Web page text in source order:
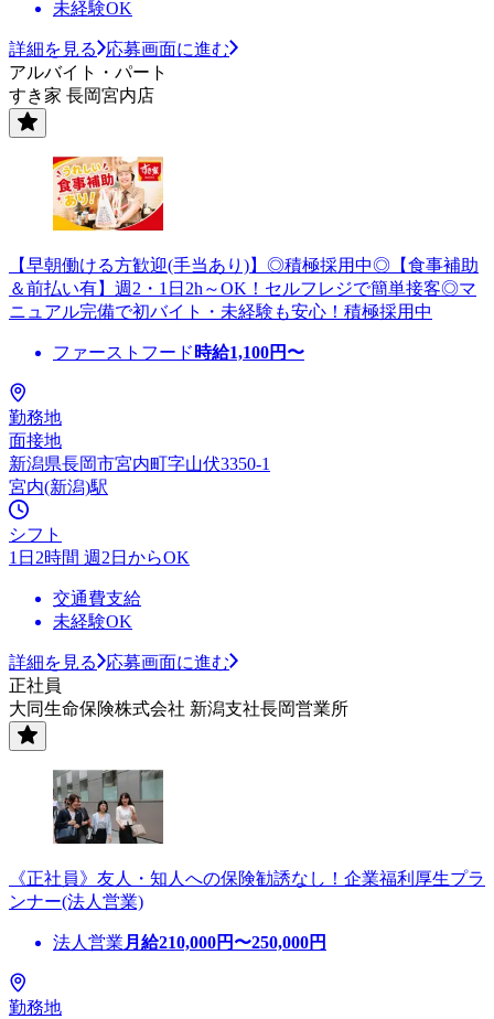
未経験OK
詳細を見る
応募画面に進む
アルバイト・パート
すき家 長岡宮内店
【早朝働ける方歓迎(手当あり)】◎積極採用中◎【食事補助
＆前払い有】週2・1日2h～OK！セルフレジで簡単接客◎マ
ニュアル完備で初バイト・未経験も安心！積極採用中
ファーストフード 時給1,100円〜
勤務地
面接地
新潟県長岡市宮内町字山伏3350-1
宮内(新潟)駅
シフト
1日2時間 週2日からOK
交通費支給
未経験OK
詳細を見る
応募画面に進む
正社員
大同生命保険株式会社 新潟支社長岡営業所
《正社員》友人・知人への保険勧誘なし！企業福利厚生プラ
ンナー(法人営業)
法人営業 月給210,000円〜250,000円
勤務地